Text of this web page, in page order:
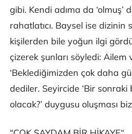
gibi. Kendi adıma da ‘olmuş’
rahatlatıcı. Baysel ise dizinin
kişilerden bile yoğun ilgi
çizerek şunları söyledi: Ailem
‘Beklediğimizden çok daha
dediler. Seyircide ‘Bir sonraki
olacak?’ duygusu oluşması